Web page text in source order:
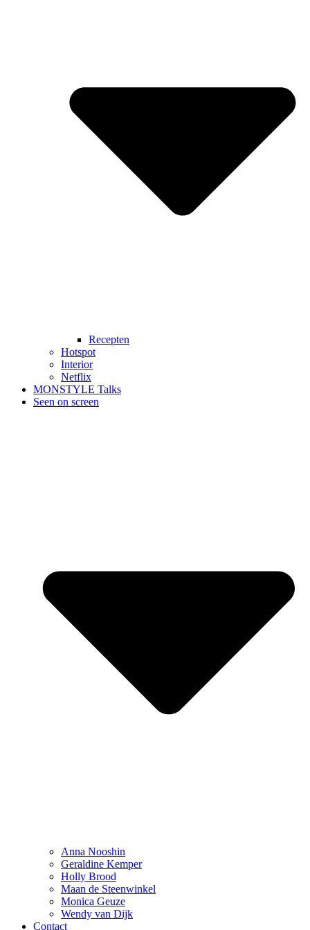
Recepten
Hotspot
Interior
Netflix
MONSTYLE Talks
Seen on screen
Anna Nooshin
Geraldine Kemper
Holly Brood
Maan de Steenwinkel
Monica Geuze
Wendy van Dijk
Contact